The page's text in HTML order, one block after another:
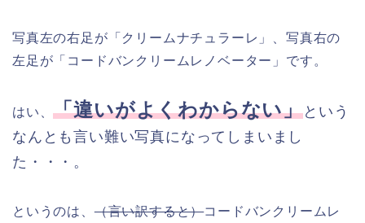
写真左の右足が「クリームナチュラーレ」、写真右の
左足が「コードバンクリームレノベーター」です。
はい、「違いがよくわからない」という
なんとも言い難い写真になってしまいまし
た・・・。
というのは、（言い訳すると）コードバンクリームレ